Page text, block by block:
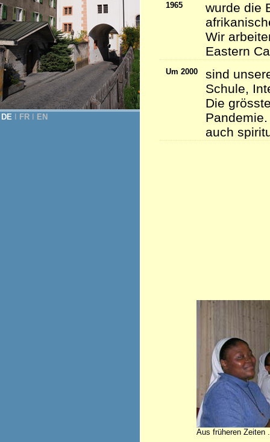
DE FR EN
1965
wurde die
Wir
Eastern
Um 2000
sind
Schule,
Die
auch
Aus früheren Zeiten